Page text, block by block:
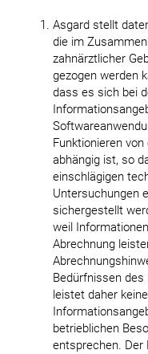
Asgard stellt
die im
zahnärztlicher
gezogen werden
dass es sich bei
Funktionieren
abhängig ist, so
einschlägigen
Untersuchungen
sichergestellt
weil
Abrechnung
Bedürfnissen
leistet daher
betrieblichen
entsprechen.